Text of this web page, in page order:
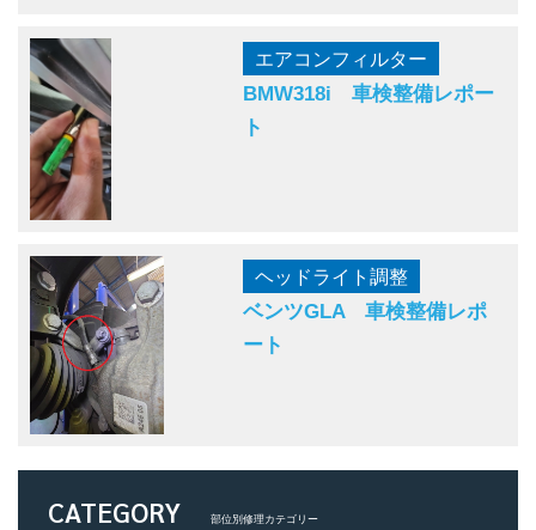
エアコンフィルター
BMW318i 車検整備レポー
ト
ヘッドライト調整
ベンツGLA 車検整備レポ
ート
CATEGORY 部位別修理カテゴリー